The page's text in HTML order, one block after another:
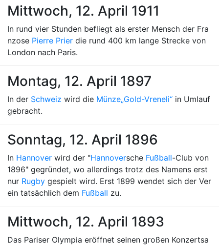
Mittwoch, 12. April 1911
In rund vier Stunden befliegt als erster Mensch der Fra
nzose Pierre Prier die rund 400 km lange Strecke von
London nach Paris.
Montag, 12. April 1897
In der Schweiz wird die Münze„Gold-Vreneli“ in Umlauf
gebracht.
Sonntag, 12. April 1896
In Hannover wird der "Hannoversche Fußball-Club von
1896" gegründet, wo allerdings trotz des Namens erst
nur Rugby gespielt wird. Erst 1899 wendet sich der Ver
ein tatsächlich dem Fußball zu.
Mittwoch, 12. April 1893
Das Pariser Olympia eröffnet seinen großen Konzertsa